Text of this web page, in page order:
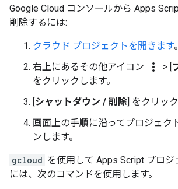
Google Cloud コンソールから Apps
削除するには:
クラウド プロジェクトを開きます。
右上にあるその他アイコン
more_vert > [
をクリックします。
[シャットダウン / 削除] をクリック
画面上の手順に沿ってプロジェク
ンします。
gcloud を使用して Apps Script プロジ
には、次のコマンドを使用します。